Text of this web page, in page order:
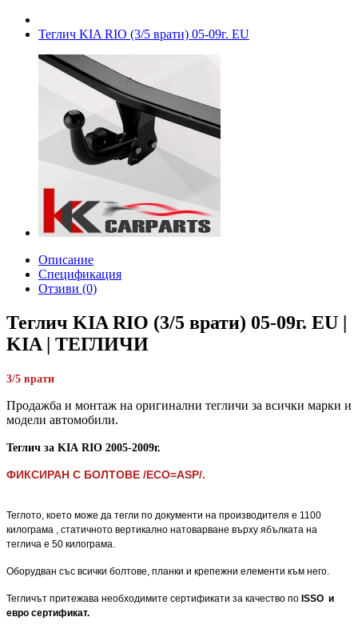
Теглич KIA RIO (3/5 врати) 05-09г. EU
Описание
Спецификация
Отзиви (0)
Теглич KIA RIO (3/5 врати) 05-09г. EU |
KIA | ТЕГЛИЧИ
3/5 врати
Продажба и монтаж на оригинални тегличи за всички марки и
модели автомобили.
Теглич за KIA RIO 2005-2009г.
ФИКСИРАН С БОЛТОВЕ /ECO=ASP/.
Теглото, което може да тегли по документи на производителя е 1100
килограма , статичното вертикално натоварване върху ябълката на
теглича е 50 килограма.
Оборудван със всички болтове, планки и крепежни елементи към него.
Тегличът притежава необходимите сертификати за качество по ISSO и
евро сертификат.